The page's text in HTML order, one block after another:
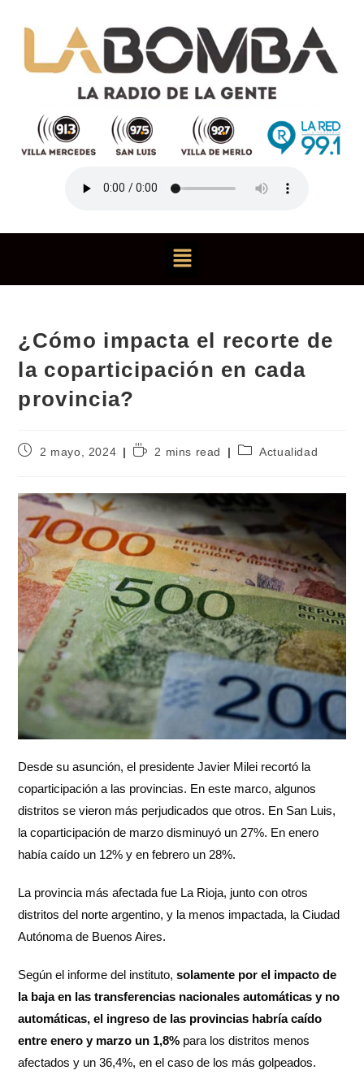
¿Cómo impacta el recorte de
la coparticipación en cada
provincia?
2 mayo, 2024 2 mins read Actualidad
Desde su asunción, el presidente Javier Milei recortó la
coparticipación a las provincias. En este marco, algunos
distritos se vieron más perjudicados que otros. En San Luis,
la coparticipación de marzo disminuyó un 27%. En enero
había caído un 12% y en febrero un 28%.
La provincia más afectada fue La Rioja, junto con otros
distritos del norte argentino, y la menos impactada, la Ciudad
Autónoma de Buenos Aires.
Según el informe del instituto, solamente por el impacto de
la baja en las transferencias nacionales automáticas y no
automáticas, el ingreso de las provincias habría caído
entre enero y marzo un 1,8% para los distritos menos
afectados y un 36,4%, en el caso de los más golpeados.